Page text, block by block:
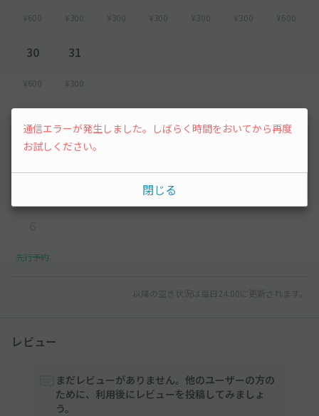
¥600 ¥300 ¥300 ¥300 ¥300 ¥300 ¥600
30
¥600
31
¥300
2026年9月
¥300
先行予約
以降の空き状況は毎日24:00に更新されます。
レビュー
まだレビューがありません。他のユーザーの方の
ために、利用後にレビューを投稿してみましょ
う。
通信エラーが発生しました。しばらく時間をおいてから再度
お試しください。
閉じる